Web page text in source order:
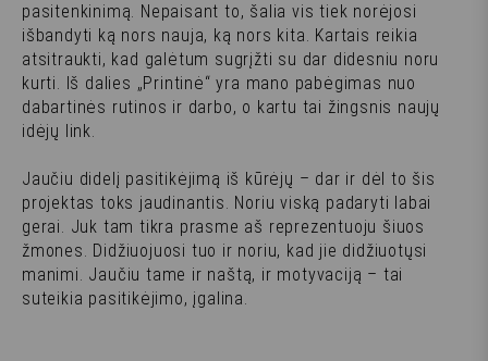
pasitenkinimą. Nepaisant to, šalia vis tiek norėjosi
išbandyti ką nors nauja, ką nors kita. Kartais reikia
atsitraukti, kad galėtum sugrįžti su dar didesniu noru
kurti. Iš dalies „Printinė“ yra mano pabėgimas nuo
dabartinės rutinos ir darbo, o kartu tai žingsnis naujų
idėjų link.
Jaučiu didelį pasitikėjimą iš kūrėjų – dar ir dėl to šis
projektas toks jaudinantis. Noriu viską padaryti labai
gerai. Juk tam tikra prasme aš reprezentuoju šiuos
žmones. Didžiuojuosi tuo ir noriu, kad jie didžiuotųsi
manimi. Jaučiu tame ir naštą, ir motyvaciją – tai
suteikia pasitikėjimo, įgalina.